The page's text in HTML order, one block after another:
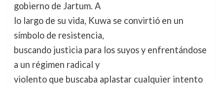
gobierno de Jartum. A
lo largo de su vida, Kuwa se convirtió en un
símbolo de resistencia,
buscando justicia para los suyos y enfrentándose
a un régimen radical y
violento que buscaba aplastar cualquier intento